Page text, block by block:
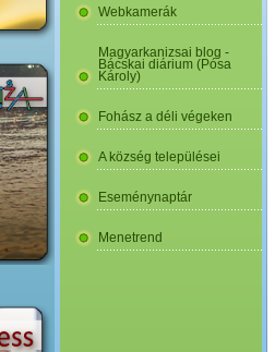
Webkamerák
Magyarkanizsai blog -
Bácskai diárium (Pósa
Károly)
Fohász a déli végeken
A község települései
Eseménynaptár
Menetrend